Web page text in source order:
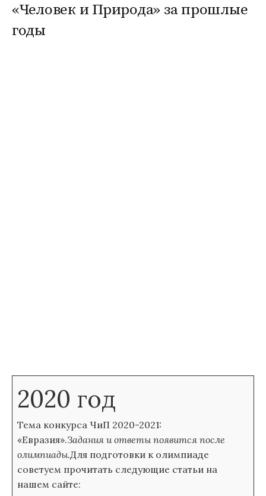
«Человек и Природа» за прошлые
годы
2020 год
Тема конкурса ЧиП 2020-2021:
«Евразия».Задания и ответы появится после
олимпиады.Для подготовки к олимпиаде
советуем прочитать следующие статьи на
нашем сайте: